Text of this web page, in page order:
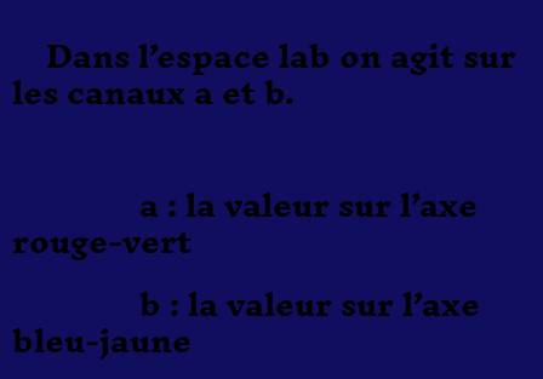
Dans l’espace lab on agit sur
les canaux a et b.
a : la valeur sur l’axe
rouge-vert
b : la valeur sur l’axe
bleu-jaune